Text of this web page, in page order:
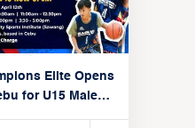
Elite Opens
for U15 Male